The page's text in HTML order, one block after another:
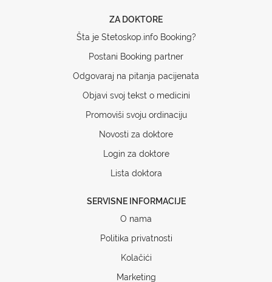
ZA DOKTORE
Šta je Stetoskop.info Booking?
Postani Booking partner
Odgovaraj na pitanja pacijenata
Objavi svoj tekst o medicini
Promoviši svoju ordinaciju
Novosti za doktore
Login za doktore
Lista doktora
SERVISNE INFORMACIJE
O nama
Politika privatnosti
Kolačići
Marketing